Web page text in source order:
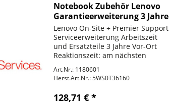
Notebook Zubehör Lenovo
Garantieerweiterung 3 Jahre
Lenovo On-Site + Premier Support
Serviceerweiterung Arbeitszeit
und Ersatzteile 3 Jahre Vor-Ort
Reaktionszeit: am nächsten
X1 Carbon (2nd Gen) 20A7, 20A8 /
Lenovo ThinkPad X1 Carbon (3rd
Gen) 20BS, 20BT /...
Art.Nr.: 1180601
Herst.Art.Nr.:5WS0T36160
128,71 € *